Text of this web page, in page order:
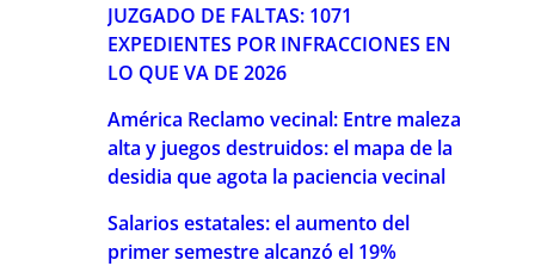
JUZGADO DE FALTAS: 1071
EXPEDIENTES POR INFRACCIONES EN
LO QUE VA DE 2026
América Reclamo vecinal: Entre maleza
alta y juegos destruidos: el mapa de la
desidia que agota la paciencia vecinal
Salarios estatales: el aumento del
primer semestre alcanzó el 19%